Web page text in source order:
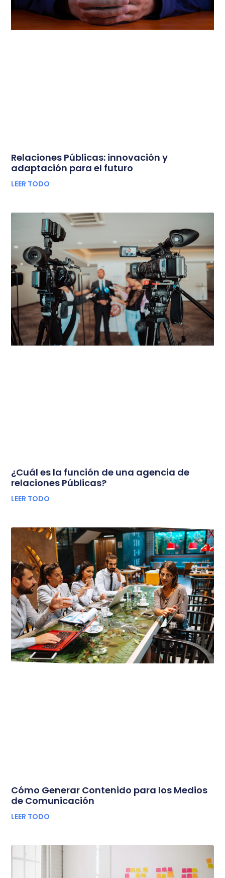
Relaciones Públicas: innovación y
adaptación para el futuro
LEER TODO
¿Cuál es la función de una agencia de
relaciones Públicas?
LEER TODO
Cómo Generar Contenido para los Medios
de Comunicación
LEER TODO